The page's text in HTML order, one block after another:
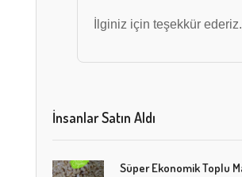
İlginiz için teşekkür ederiz.
İnsanlar Satın Aldı